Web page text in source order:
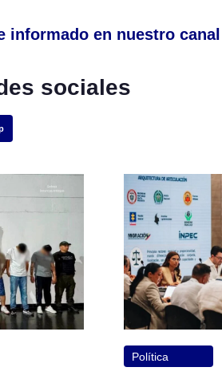
informado en nuestro
sociales
Política